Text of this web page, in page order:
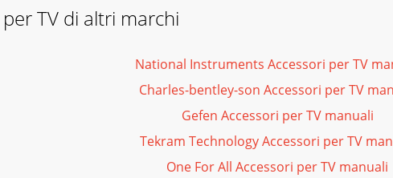
TV di altri marchi
National Instruments Accessori per TV
Charles-bentley-son Accessori per TV
Gefen Accessori per TV manuali
Tekram Technology Accessori per TV
One For All Accessori per TV manuali